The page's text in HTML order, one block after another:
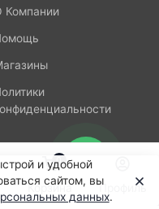
Компании
и удобной
сайтом, вы
данных.
0
Корзина Профиль